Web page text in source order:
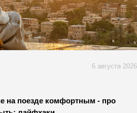
6 августа 2026
на поезде комфортным - про